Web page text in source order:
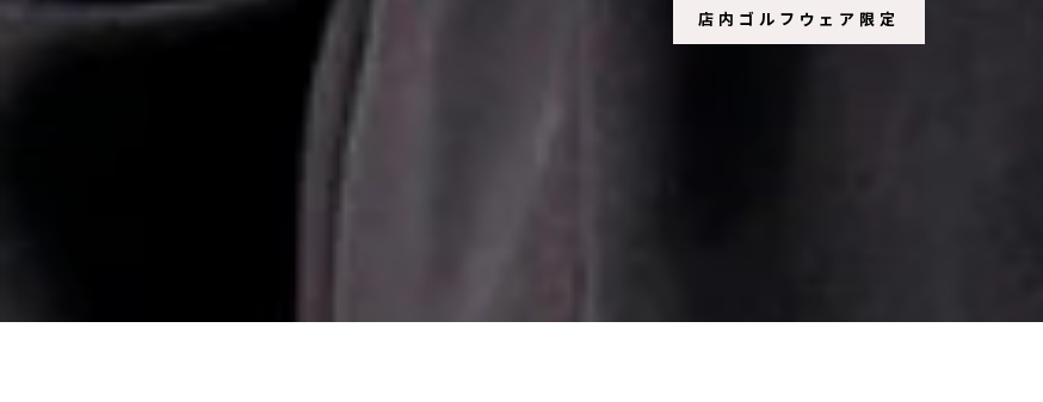
店内ゴルフウェア限定